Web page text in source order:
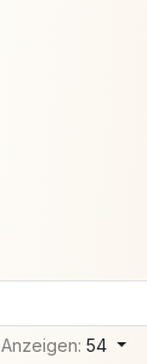
Anzeigen:54